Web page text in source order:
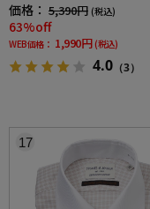
価格： 5,390円 (税込)
63%off
WEB価格： 1,990円 (税込)
4.0 （3）
17